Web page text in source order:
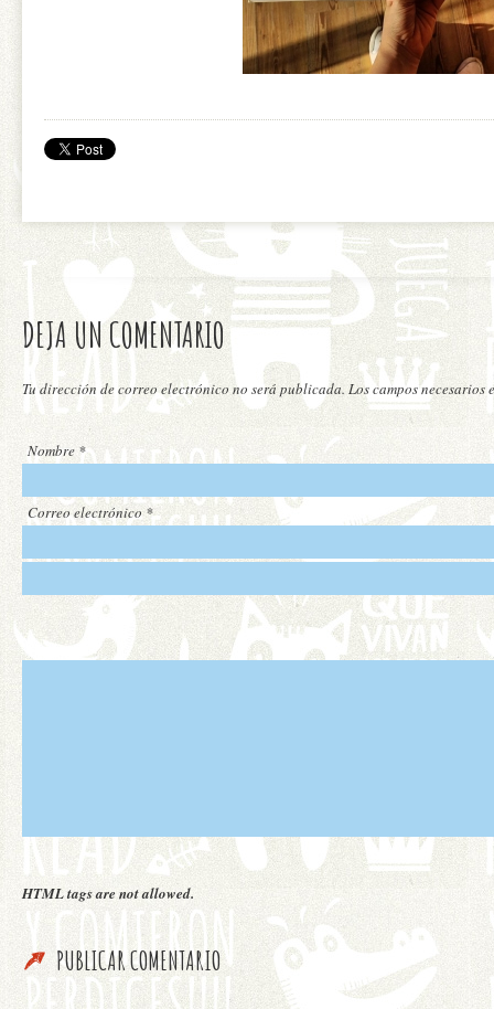
DEJA UN COMENTARIO
Tu dirección de correo electrónico no será publicada. Los campos necesarios
Nombre *
Correo electrónico *
HTML tags are not allowed.